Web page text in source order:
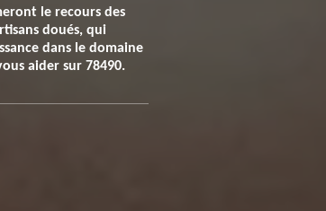
le recours des
doués, qui
dans le domaine
aider sur 78490.